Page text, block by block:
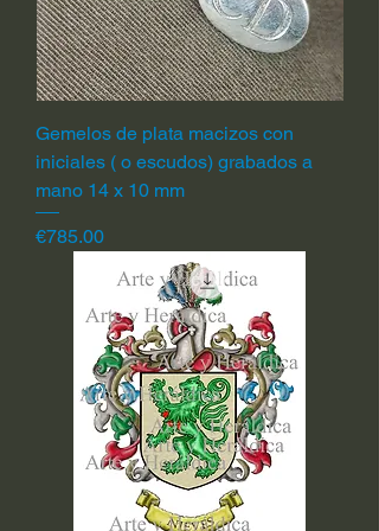
Gemelos de plata macizos con
iniciales ( o escudos) grabados a
mano 14 x 10 mm
Price
€785.00